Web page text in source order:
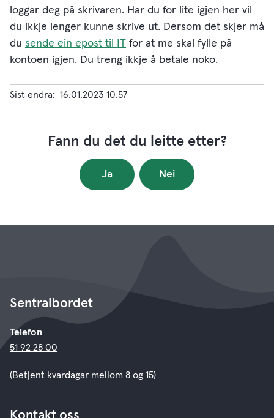
loggar deg på skrivaren. Har du for lite igjen her vil
du ikkje lenger kunne skrive ut. Dersom det skjer må
du sende ein epost til IT for at me skal fylle på
kontoen igjen. Du treng ikkje å betale noko.
Sist endra 16.01.2023 10.57
Fann du det du leitte etter?
Ja Nei
Sentralbordet
Telefon
51 92 28 00
(Betjent kvardagar mellom 8 og 15)